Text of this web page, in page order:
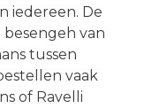
iedereen. De
van
tussen
vaak
of Ravelli